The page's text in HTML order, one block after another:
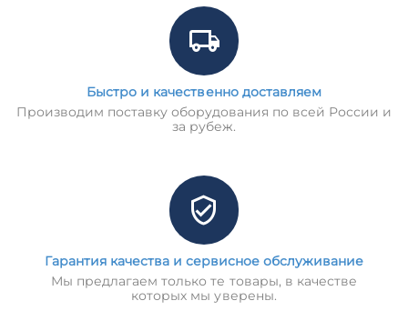
Быстро и качественно доставляем
Производим поставку оборудования по всей России и
за рубеж.
Гарантия качества и сервисное обслуживание
Мы предлагаем только те товары, в качестве
которых мы уверены.